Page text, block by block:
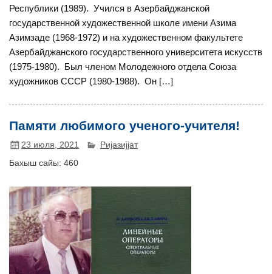
Республики (1989). Учился в Азербайджанской
государственной художественной школе имени Азима
Азимзаде (1968-1972) и на художественном факультете
Азербайджанского государственного университета искусств
(1975-1980). Был членом Молодежного отдела Союза
художников СССР (1980-1988). Он […]
Памяти любимого ученого-учителя!
23 июля, 2021 Ријазијјат
Бахыш сайы: 460